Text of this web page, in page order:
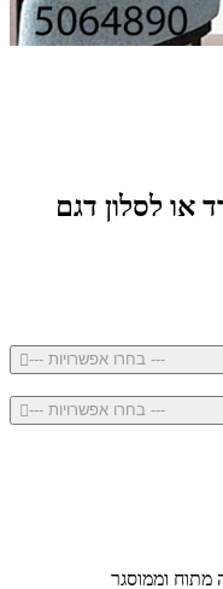
או לסלון דגם
--- בחרו אפשרויות ---
--- בחרו אפשרויות ---
מתוח וממוסגר